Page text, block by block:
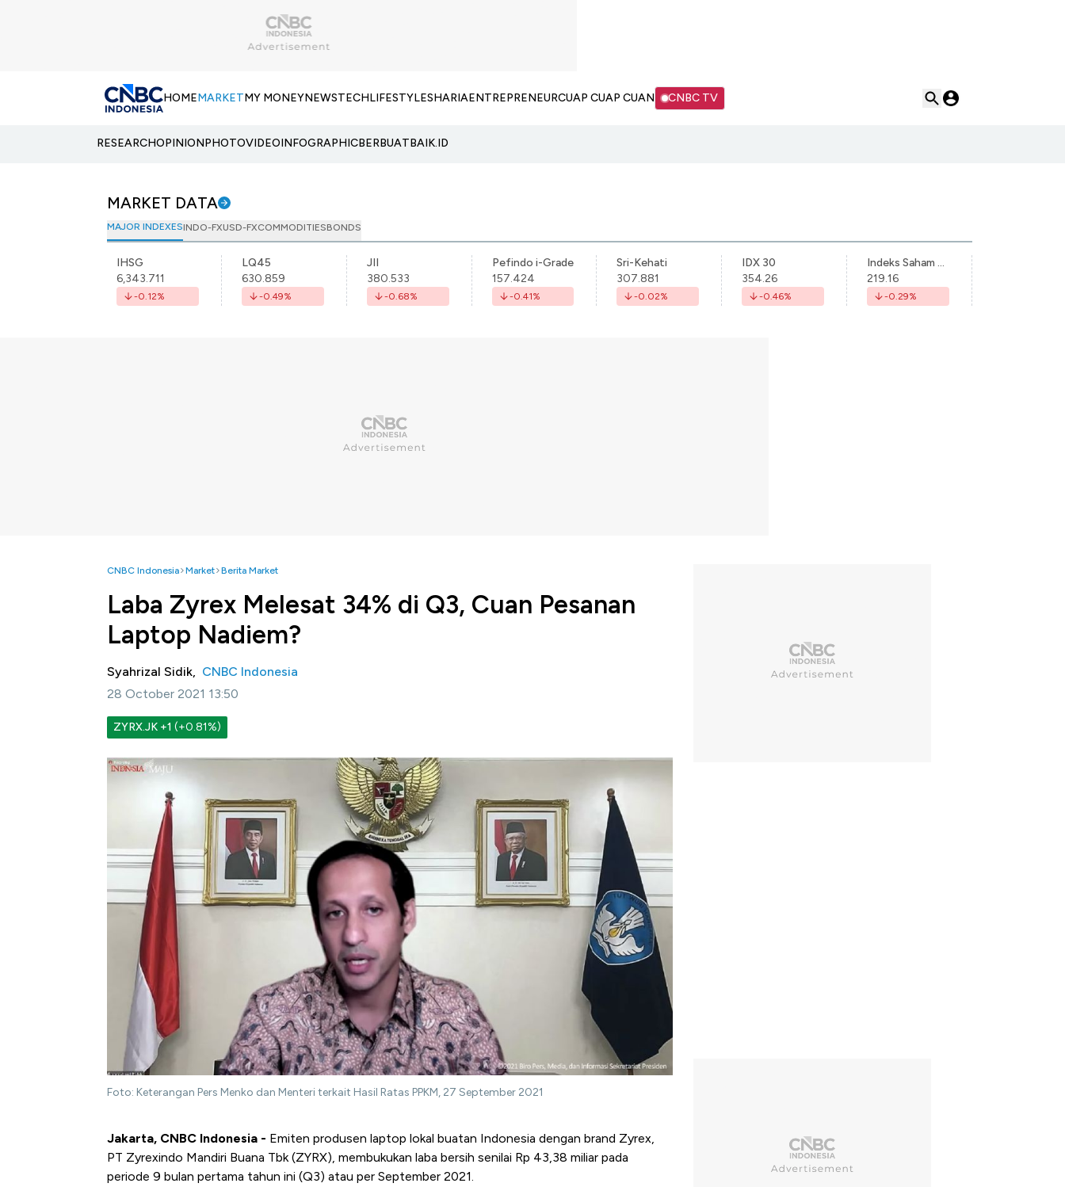
HOMEMARKETMY MONEYNEWSTECHLIFESTYLESHARIAENTREPRENEURCUAP CUAP CUAN CNBC TV
RESEARCHOPINIONPHOTOVIDEOINFOGRAPHICBERBUATBAIK.ID
MARKET DATA
MAJOR INDEXESINDO-FXUSD-FXCOMMODITIESBONDS
IHSG
6,343.711
-0.12%
LQ45
630.859
-0.49%
JII
380.533
-0.68%
Pefindo i-Grade
157.424
-0.41%
Sri-Kehati
307.881
-0.02%
IDX 30
354.26
-0.46%
Indeks Saham Syariah Indonesia
219.16
-0.29%
CNBC Indonesia Market Berita Market
Laba Zyrex Melesat 34% di Q3, Cuan Pesanan
Laptop Nadiem?
Syahrizal Sidik, CNBC Indonesia
28 October 2021 13:50
ZYRX.JK +1 (+0.81%)
Foto: Keterangan Pers Menko dan Menteri terkait Hasil Ratas PPKM, 27 September 2021
Jakarta, CNBC Indonesia - Emiten produsen laptop lokal buatan Indonesia dengan brand Zyrex,
PT Zyrexindo Mandiri Buana Tbk (ZYRX), membukukan laba bersih senilai Rp 43,38 miliar pada
periode 9 bulan pertama tahun ini (Q3) atau per September 2021.